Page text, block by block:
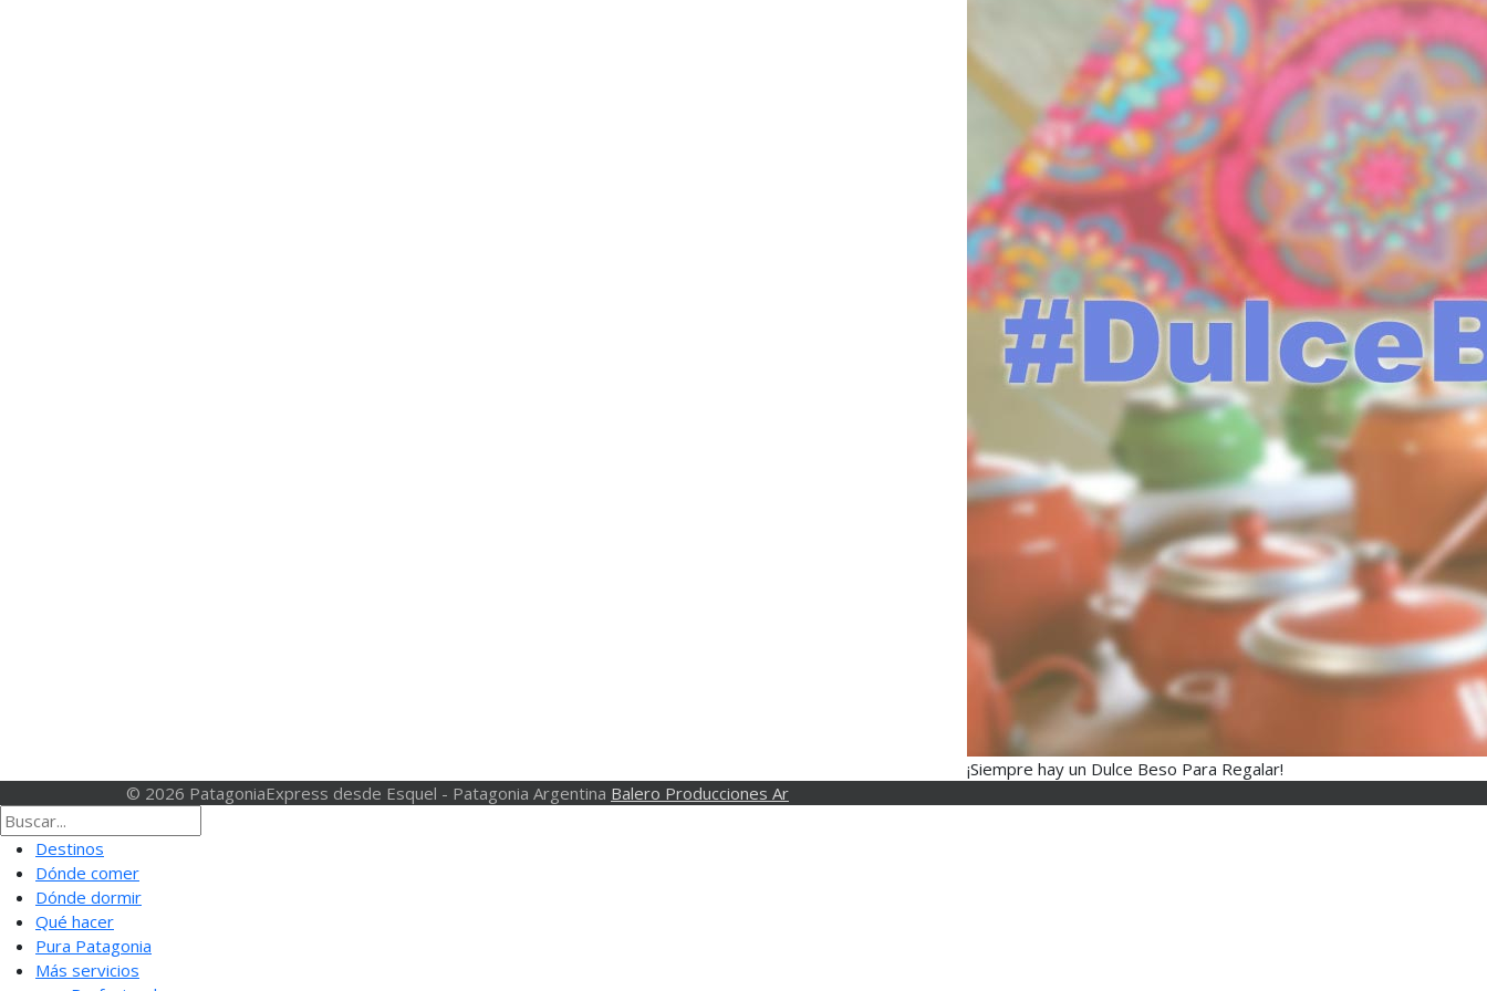
¡Siempre hay un Dulce Beso Para Regalar!
© 2026 PatagoniaExpress desde Esquel - Patagonia Argentina Balero Producciones Ar
Destinos
Dónde comer
Dónde dormir
Qué hacer
Pura Patagonia
Más servicios